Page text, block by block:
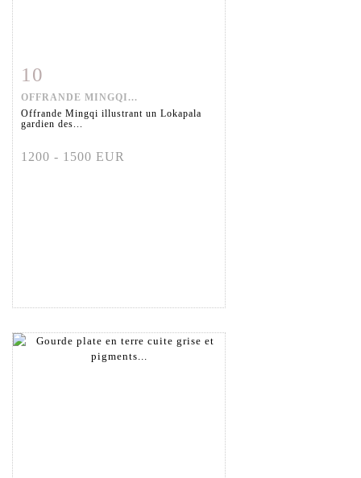
10
OFFRANDE MINGQI...
Offrande Mingqi illustrant un Lokapala
gardien des...
1200 - 1500 EUR